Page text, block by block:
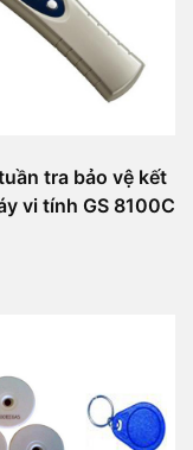
tra bảo vệ kết
vi tính GS 8100C